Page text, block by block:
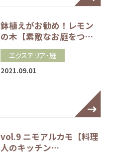
鉢植えがお勧め！レモン
の木【素敵なお庭をつ…
エクステリア・庭
2021.09.01
vol.9 ニモアルカモ【料理
人のキッチン…